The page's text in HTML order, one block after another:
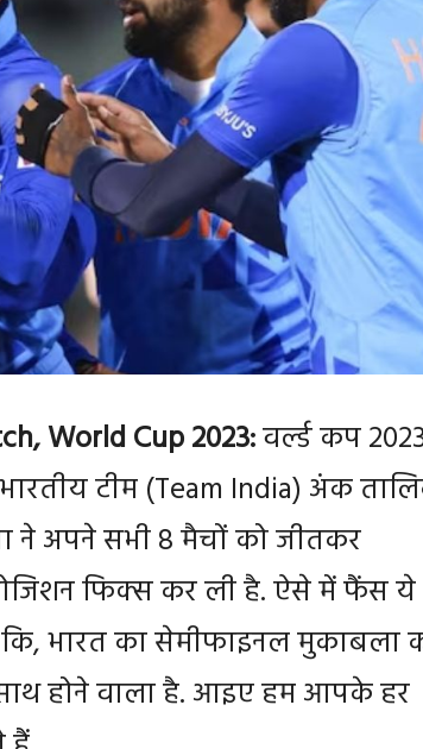
World Cup 2023:वर्ल्ड कप
टीम (Team India) अंक
ने अपने सभी 8 मैचों को जीतकर
फिक्स कर ली है. ऐसे में फैंस ये
भारत का सेमीफाइनल मुकाबला
होने वाला है. आइए हम आपके हर